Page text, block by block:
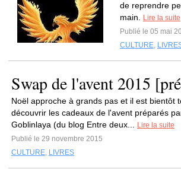
de reprendre
main.
Lire la suite
Publié le 05 mai
CULTURE,
Swap de l'avent 2015
Noël approche à grands pas et il est bientôt
découvrir les cadeaux de l'avent préparés
Goblinlaya (du blog Entre deux...
Lire la suite
Publié le 29 novembre 2015
CULTURE, LIVRES